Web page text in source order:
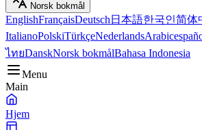
Norsk bokmål
EnglishFrançaisDeutsch 日本語한국인简体
ItalianoPolskiTürkçeNederlandsArabic
ไทยDanskNorsk bokmålBahasa Indonesia
Menu
Main
Hjem